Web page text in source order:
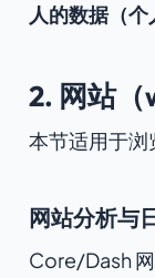
人的数据（个
2. 网站（
本节适用于浏
网站分析与
Core/Dash